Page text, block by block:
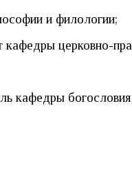
и филологии;
церковно-
кафедры